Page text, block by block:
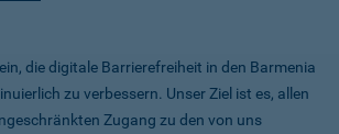
die digitale Barrierefreiheit in den Barmenia
zu verbessern. Unser Ziel ist es, allen
Zugang zu den von uns